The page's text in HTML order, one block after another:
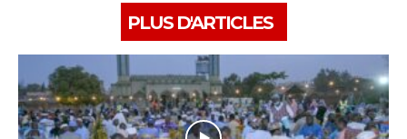
PLUS D'ARTICLES